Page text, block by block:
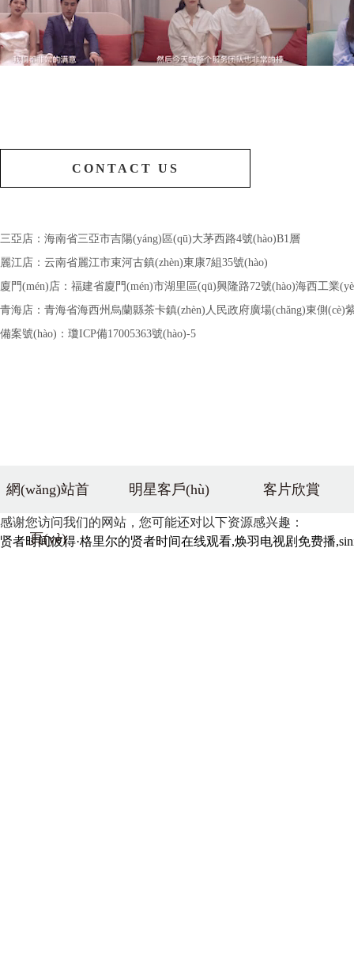
CONTACT US
三亞店：海南省三亞市吉陽(yáng)區(qū)大茅西路4號(hào)B1層
麗江店：云南省麗江市束河古鎮(zhèn)東康7組35號(hào)
廈門(mén)店：福建省廈門(mén)市湖里區(qū)興隆路72號(hào)海西工業
青海店：青海省海西州烏蘭縣茶卡鎮(zhèn)人民政府廣場(chǎng)東側(cè)
備案號(hào)： 瓊ICP備17005363號(hào)-5
網(wǎng)站首
頁(yè)
明星客戶(hù) 客片欣賞
感谢您访问我们的网站，您可能还对以下资源感兴趣：
贤者时间彼得·格里尔的贤者时间在线观看,焕羽电视剧免费播